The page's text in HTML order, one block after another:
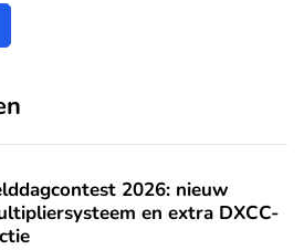
2026: nieuw
en extra DXCC-